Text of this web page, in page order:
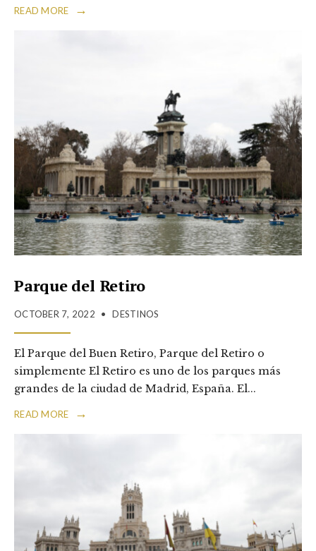
READ MORE →
Parque del Retiro
OCTOBER 7, 2022 • DESTINOS
El Parque del Buen Retiro, Parque del Retiro o
simplemente El Retiro es uno de los parques más
grandes de la ciudad de Madrid, España. El...
READ MORE →